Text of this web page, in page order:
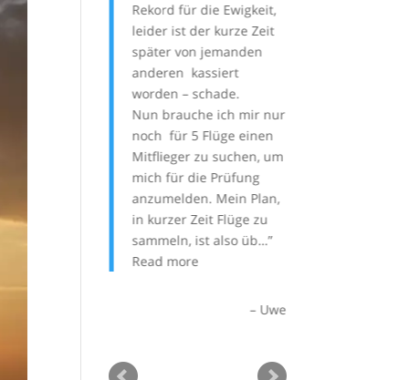
die einzelnen,
geklappt und
rausholen
Rekord für die Ewigkeit,
leider ist der kurze Zeit
später von jemanden
anderen kassiert
worden – schade.
Nun brauche ich mir nur
noch für 5 Flüge einen
Mitflieger zu suchen, um
mich für die Prüfung
anzumelden. Mein Plan,
in kurzer Zeit Flüge zu
sammeln, ist also üb…
Read more
Uwe